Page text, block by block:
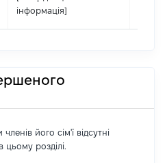
інформація]
його сім'ї відсутні
цьому розділі.